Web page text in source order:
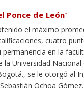
Ponce de León’
el máximo
cuatro
permanencia en la
la Universidad Nacional
se le otorgó al
Ochoa Gómez.